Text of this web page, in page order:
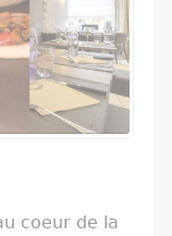
coeur de la